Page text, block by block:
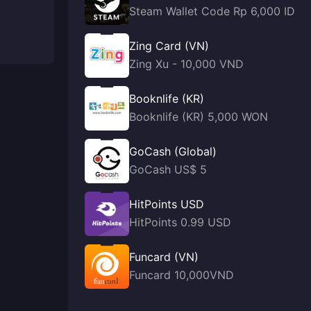
Steam Wallet Code Rp 6,000 ID
Zing Card (VN)
Zing Xu - 10,000 VND
Booknlife (KR)
Booknlife (KR) 5,000 WON
GoCash (Global)
GoCash US$ 5
HitPoints USD
HitPoints 0.99 USD
Funcard (VN)
Funcard 10,000VND